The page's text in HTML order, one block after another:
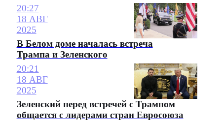
20:27
18 АВГ
2025
В Белом доме началась встреча
Трампа и Зеленского
20:21
18 АВГ
2025
Зеленский перед встречей с Трампом
общается с лидерами стран Евросоюза